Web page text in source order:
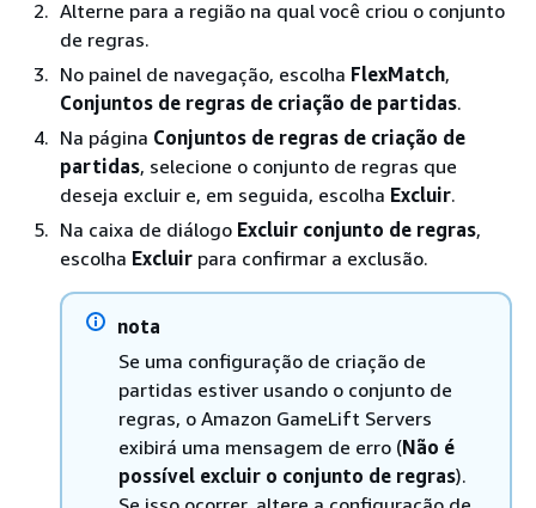
Alterne para a região na qual você criou o conjunto
de regras.
No painel de navegação, escolha FlexMatch,
Conjuntos de regras de criação de partidas.
Na página Conjuntos de regras de criação de
partidas, selecione o conjunto de regras que
deseja excluir e, em seguida, escolha Excluir.
Na caixa de diálogo Excluir conjunto de regras,
escolha Excluir para confirmar a exclusão.
nota
Se uma configuração de criação de
partidas estiver usando o conjunto de
regras, o Amazon GameLift Servers
exibirá uma mensagem de erro (Não é
possível excluir o conjunto de regras).